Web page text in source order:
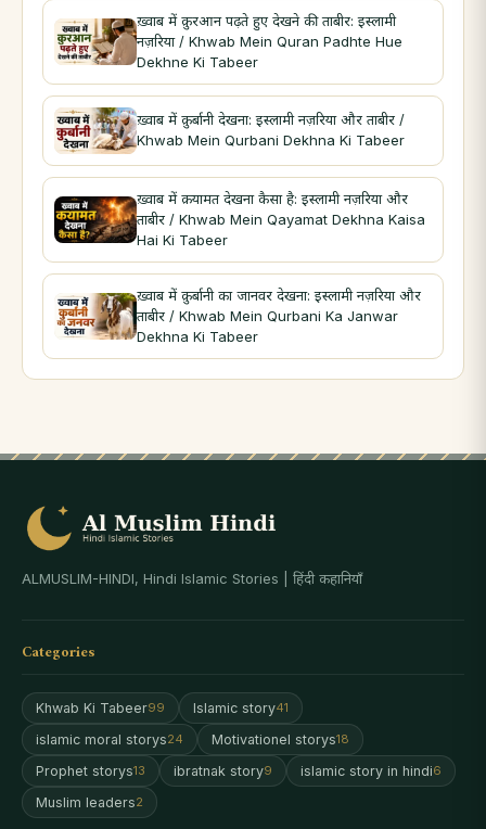
ख़्वाब में क़ुरआन पढ़ते हुए देखने की ताबीर: इस्लामी
नज़रिया / Khwab Mein Quran Padhte Hue
Dekhne Ki Tabeer
ख़्वाब में क़ुर्बानी देखना: इस्लामी नज़रिया और ताबीर /
Khwab Mein Qurbani Dekhna Ki Tabeer
ख़्वाब में क़यामत देखना कैसा है: इस्लामी नज़रिया और
ताबीर / Khwab Mein Qayamat Dekhna Kaisa
Hai Ki Tabeer
ख़्वाब में क़ुर्बानी का जानवर देखना: इस्लामी नज़रिया और
ताबीर / Khwab Mein Qurbani Ka Janwar
Dekhna Ki Tabeer
ALMUSLIM-HINDI, Hindi Islamic Stories | हिंदी कहानियाँ
Categories
Khwab Ki Tabeer99 Islamic story41
islamic moral storys24 Motivationel storys18
Prophet storys13 ibratnak story9 islamic story in hindi6
Muslim leaders2